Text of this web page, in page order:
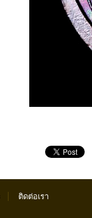
ติดต่อเรา